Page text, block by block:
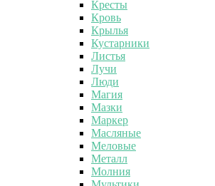
Кресты
Кровь
Крылья
Кустарники
Листья
Лучи
Люди
Магия
Мазки
Маркер
Масляные
Меловые
Металл
Молния